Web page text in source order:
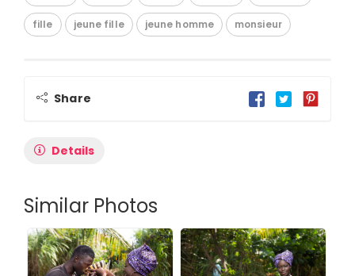
fille jeune fille jeune homme monsieur
Share
Details
Similar Photos